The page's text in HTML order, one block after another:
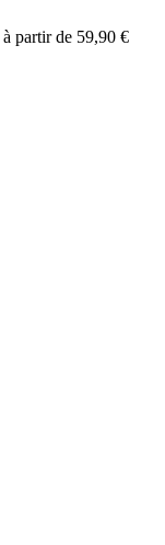
à partir de 59,90 €